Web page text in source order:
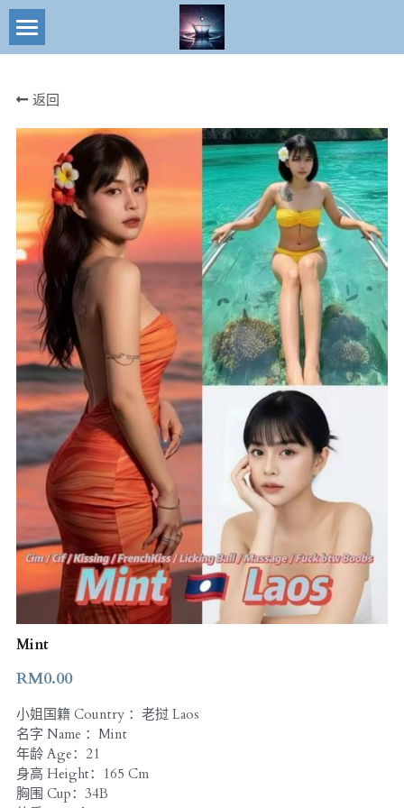
返回
Mint
RM0.00
小姐国籍 Country ：老挝 Laos
名字 Name ：Mint
年龄 Age：21
身高 Height：165 Cm
胸围 Cup：34B
商品分类